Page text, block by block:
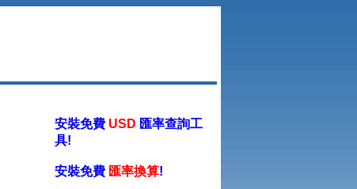
安裝免費 USD 匯率查詢工
具!
安裝免費 匯率換算!